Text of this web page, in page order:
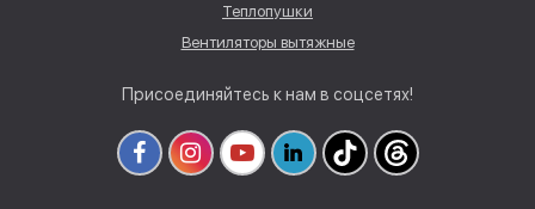
Теплопушки
Вентиляторы вытяжные
Присоединяйтесь к нам в соцсетях!